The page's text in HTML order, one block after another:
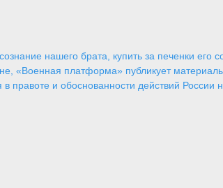
нашего брата, купить за печенки его
«Военная платформа» публикует
правоте и обоснованности действий России